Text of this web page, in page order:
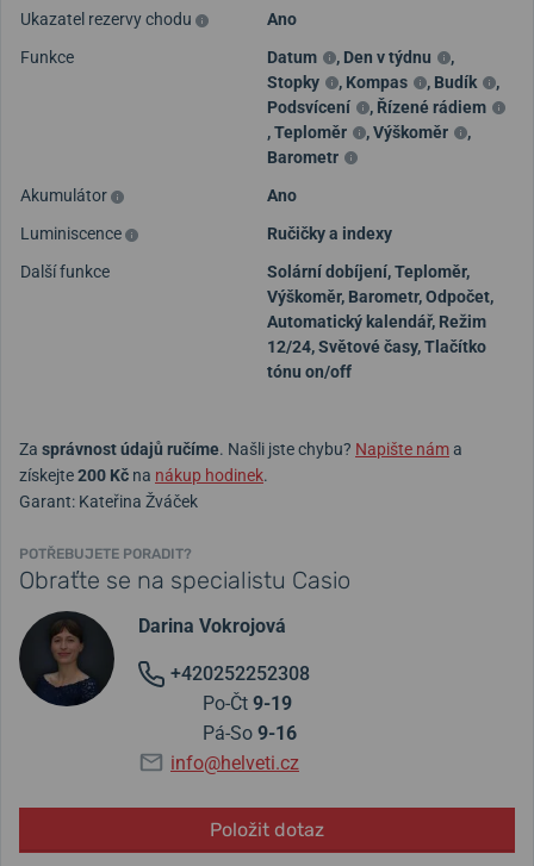
Ukazatel rezervy chodu
Ano
Funkce
Datum , Den v týdnu
,
Stopky
, Kompas , Budík
,
Podsvícení
, Řízené rádiem
,Teploměr ,Výškoměr
,
Barometr
Akumulátor
Ano
Luminiscence
Ručičky a indexy
Další funkce
Solární dobíjení, Teploměr,
Výškoměr, Barometr, Odpočet,
Automatický kalendář, Režim
12/24, Světové časy, Tlačítko
tónu on/off
Za správnost údajů ručíme. Našli jste chybu? Napište náma
získejte200 Kč na nákup hodinek.
Garant: Kateřina Žváček
POTŘEBUJETE PORADIT?
Obraťte se na specialistu Casio
Darina Vokrojová
+420252252308
Po-Čt 9-19
Pá-So 9-16
info@helveti.cz
Položit dotaz